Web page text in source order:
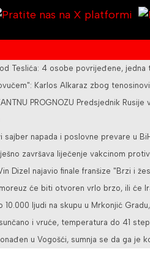
Teslića: 4 osobe povrijeđene, jedna
Karlos Alkaraz zbog
PROGNOZU Predsjednik
sajber napada i poslovne prevare u
završava liječenje vakcinom
Dizel najavio finale franšize "Brzi i
će biti otvoren vrlo brzo, ili će
10.000 ljudi na skupu u Mrkonjić
i vruće, temperatura do 41
u Vogošći, sumnja se da ga je